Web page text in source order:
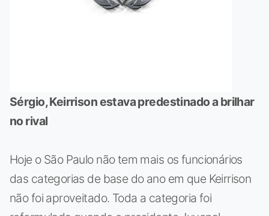
Sérgio, Keirrison estava predestinado a brilhar
no rival
Hoje o São Paulo não tem mais os funcionários
das categorias de base do ano em que Keirrison
não foi aproveitado. Toda a categoria foi